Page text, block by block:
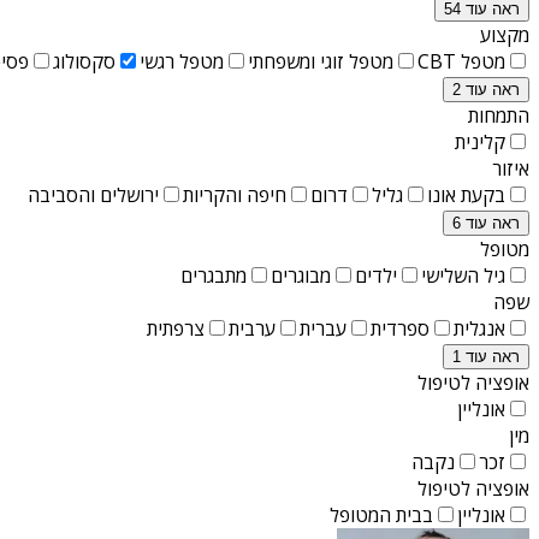
ראה עוד 54
מקצוע
מטפל CBT
מטפל זוגי ומשפחתי מטפל רגשי סקסולוג
ראה עוד 2
התמחות
קלינית
איזור
בקעת אונו
גליל דרום חיפה והקריות ירושלים והסביבה
ראה עוד 6
מטופל
גיל השלישי
ילדים מבוגרים
מתבגרים
שפה
אנגלית
ספרדית עברית ערבית צרפתית
ראה עוד 1
אופציה לטיפול
אונליין
מין
זכר
נקבה
אופציה לטיפול
אונליין
בבית המטופל